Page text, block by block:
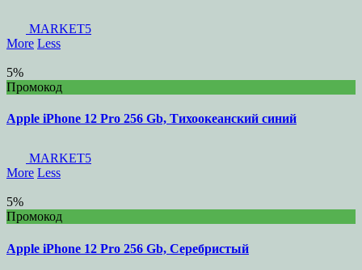
MARKET5
More Less
5%
Промокод
Apple iPhone 12 Pro 256 Gb, Тихоокеанский синий
MARKET5
More Less
5%
Промокод
Apple iPhone 12 Pro 256 Gb, Серебристый